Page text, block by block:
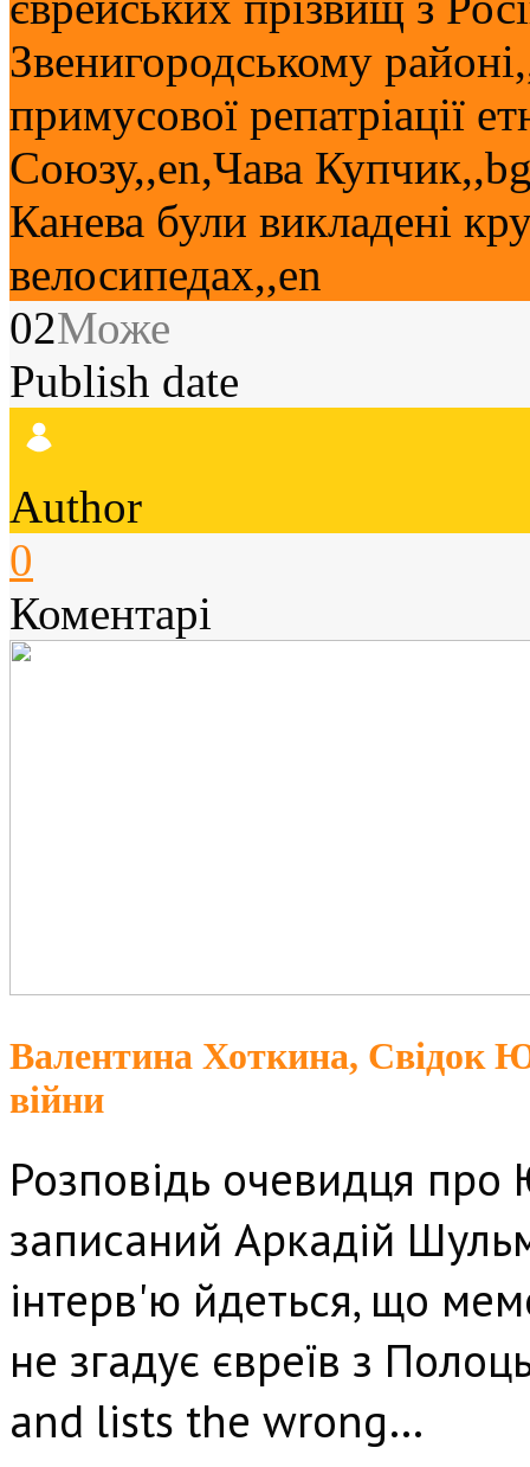
Звенигородському
примусової репатріації
Союзу,,en,Чава
Канева були викладені
велосипедах,,en
02Може
Publish date
Author
0
Коментарі
Валентина Хоткина, Свідок
війни
Розповідь очевидця про
записаний Аркадій
інтерв'ю йдеться, що
не згадує євреїв з
and lists the wrong…